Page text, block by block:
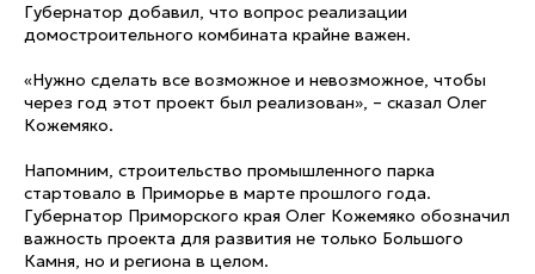
Губернатор добавил, что вопрос реализации
домостроительного комбината крайне важен.
«Нужно сделать все возможное и невозможное, чтобы
через год этот проект был реализован», – сказал Олег
Кожемяко.
Напомним, строительство промышленного парка
стартовало в Приморье в марте прошлого года.
Губернатор Приморского края Олег Кожемяко обозначил
важность проекта для развития не только Большого
Камня, но и региона в целом.